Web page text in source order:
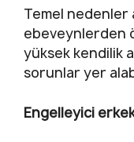
Temel nedenler
ebeveynlerden
yüksek kendilik
sorunlar yer
Engelleyici erkek